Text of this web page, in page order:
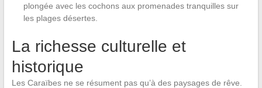
plongée avec les cochons aux promenades tranquilles sur
les plages désertes.
La richesse culturelle et
historique
Les Caraïbes ne se résument pas qu’à des paysages de rêve.